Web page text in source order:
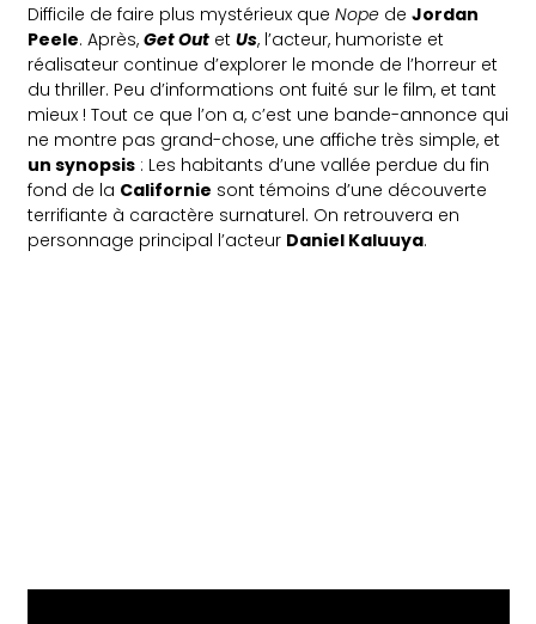
Difficile de faire plus mystérieux queNope deJordan
Peele. Après,Get Out etUs, l’acteur, humoriste et
réalisateur continue d’explorer le monde de l’horreur et
du thriller. Peu d’informations ont fuité sur le film, et tant
mieux ! Tout ce que l’on a, c’est une bande-annonce qui
ne montre pas grand-chose, une affiche très simple, et
un synopsis : Les habitants d’une vallée perdue du fin
fond de la Californie sont témoins d’une découverte
terrifiante à caractère surnaturel. On retrouvera en
personnage principal l’acteur Daniel Kaluuya.